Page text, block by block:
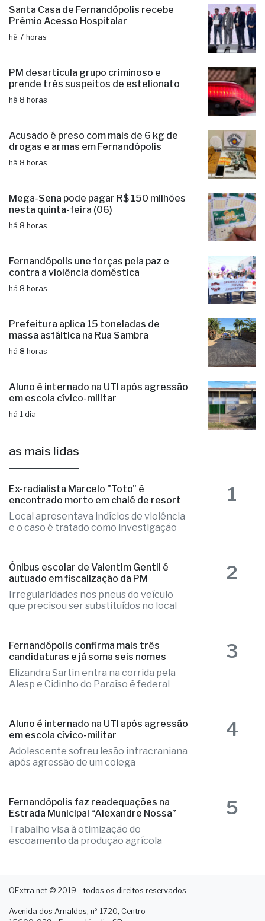
Santa Casa de Fernandópolis recebe
Prêmio Acesso Hospitalar
há 7 horas
PM desarticula grupo criminoso e
prende três suspeitos de estelionato
há 8 horas
Acusado é preso com mais de 6 kg de
drogas e armas em Fernandópolis
há 8 horas
Mega-Sena pode pagar R$ 150 milhões
nesta quinta-feira (06)
há 8 horas
Fernandópolis une forças pela paz e
contra a violência doméstica
há 8 horas
Prefeitura aplica 15 toneladas de
massa asfáltica na Rua Sambra
há 8 horas
Aluno é internado na UTI após agressão
em escola cívico-militar
há 1 dia
as mais lidas
Ex-radialista Marcelo "Toto" é
encontrado morto em chalé de resort
Local apresentava indícios de violência
e o caso é tratado como investigação
1
Ônibus escolar de Valentim Gentil é
autuado em fiscalização da PM
Irregularidades nos pneus do veículo
que precisou ser substituídos no local
2
Fernandópolis confirma mais três
candidaturas e já soma seis nomes
Elizandra Sartin entra na corrida pela
Alesp e Cidinho do Paraíso é federal
3
Aluno é internado na UTI após agressão
em escola cívico-militar
Adolescente sofreu lesão intracraniana
após agressão de um colega
4
Fernandópolis faz readequações na
Estrada Municipal “Alexandre Nossa”
Trabalho visa à otimização do
escoamento da produção agrícola
5
OExtra.net © 2019 - todos os direitos reservados
Avenida dos Arnaldos, nº 1720, Centro